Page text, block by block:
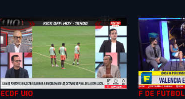
ECDF UIO F DE FÚTBOL